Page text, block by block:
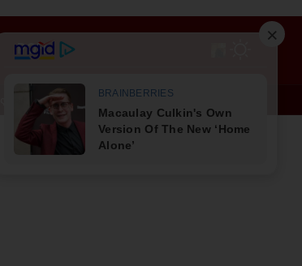
ΡΟΗ
Διατροφή - Φυσική Ιατρική